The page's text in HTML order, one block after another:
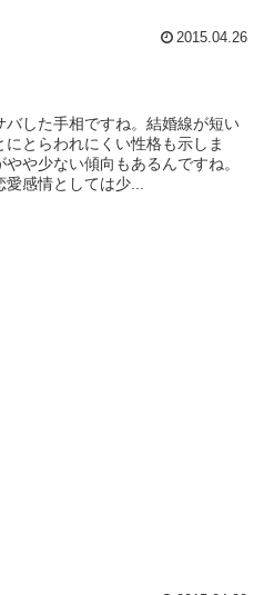
2015.04.26
した手相ですね。結婚線が短い
とらわれにくい性格も示しま
や少ない傾向もあるんですね。
感情としては少...